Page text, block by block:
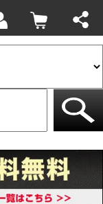
4件
33件